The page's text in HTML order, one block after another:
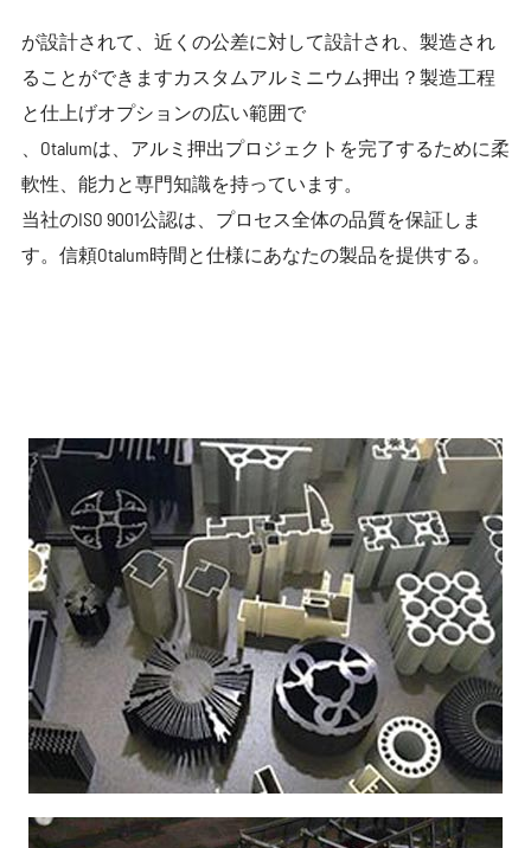
が設計されて、近くの公差に対して設計され、製造され
ることができますカスタムアルミニウム押出？製造工程
と仕上げオプションの広い範囲で
、Otalumは、アルミ押出プロジェクトを完了するために柔
軟性、能力と専門知識を持っています。
当社のISO 9001公認は、プロセス全体の品質を保証しま
す。信頼Otalum時間と仕様にあなたの製品を提供する。